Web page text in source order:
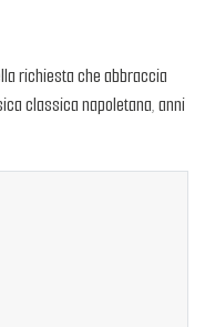
richiesta che abbraccia
classica napoletana, anni